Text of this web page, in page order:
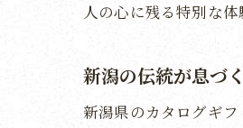
人の心に残る特別な
新潟の伝統が息づ
新潟県のカタログギ